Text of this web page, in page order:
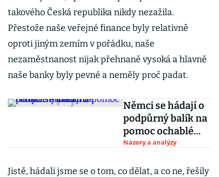
takového Česká republika nikdy nezažila.
Přestože naše veřejné finance byly relativně
oproti jiným zemím v pořádku, naše
nezaměstnanost nijak přehnaně vysoká a hlavně
naše banky byly pevné a neměly proč padat.
Němci se hádají o
podpůrný balík na
pomoc ochablé
ekonomice
Názory a analýzy
Jistě, hádali jsme se o tom, co dělat, a co ne, řešily